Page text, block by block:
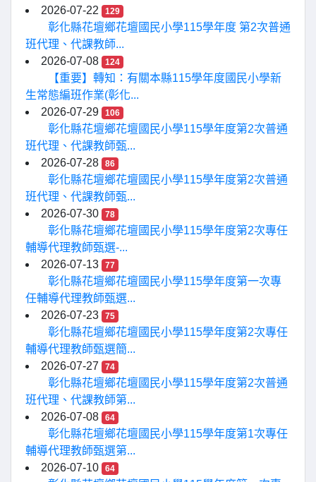
2026-07-22
129
彰化縣花壇鄉花壇國民小學115學年度 第2次普通
班代理、代課教師...
2026-07-08
124
【重要】轉知：有關本縣115學年度國民小學新
生常態編班作業(彰化...
2026-07-29
106
彰化縣花壇鄉花壇國民小學115學年度第2次普通
班代理、代課教師甄...
2026-07-28
86
彰化縣花壇鄉花壇國民小學115學年度第2次普通
班代理、代課教師甄...
2026-07-30
78
彰化縣花壇鄉花壇國民小學115學年度第2次專任
輔導代理教師甄選-...
2026-07-13
77
彰化縣花壇鄉花壇國民小學115學年度第一次專
任輔導代理教師甄選...
2026-07-23
75
彰化縣花壇鄉花壇國民小學115學年度第2次專任
輔導代理教師甄選簡...
2026-07-27
74
彰化縣花壇鄉花壇國民小學115學年度第2次普通
班代理、代課教師第...
2026-07-08
64
彰化縣花壇鄉花壇國民小學115學年度第1次專任
輔導代理教師甄選第...
2026-07-10
64